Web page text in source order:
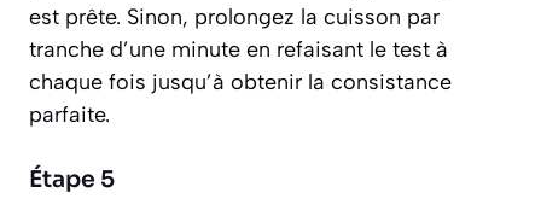
est prête. Sinon, prolongez la cuisson par
tranche d’une minute en refaisant le test à
chaque fois jusqu’à obtenir la consistance
parfaite.
Étape 5